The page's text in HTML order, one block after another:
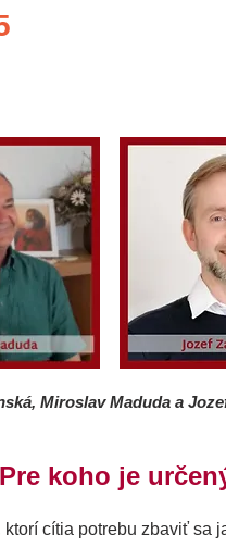
Miroslav Maduda a
Pre koho je
ktorí cítia potrebu zbaviť sa